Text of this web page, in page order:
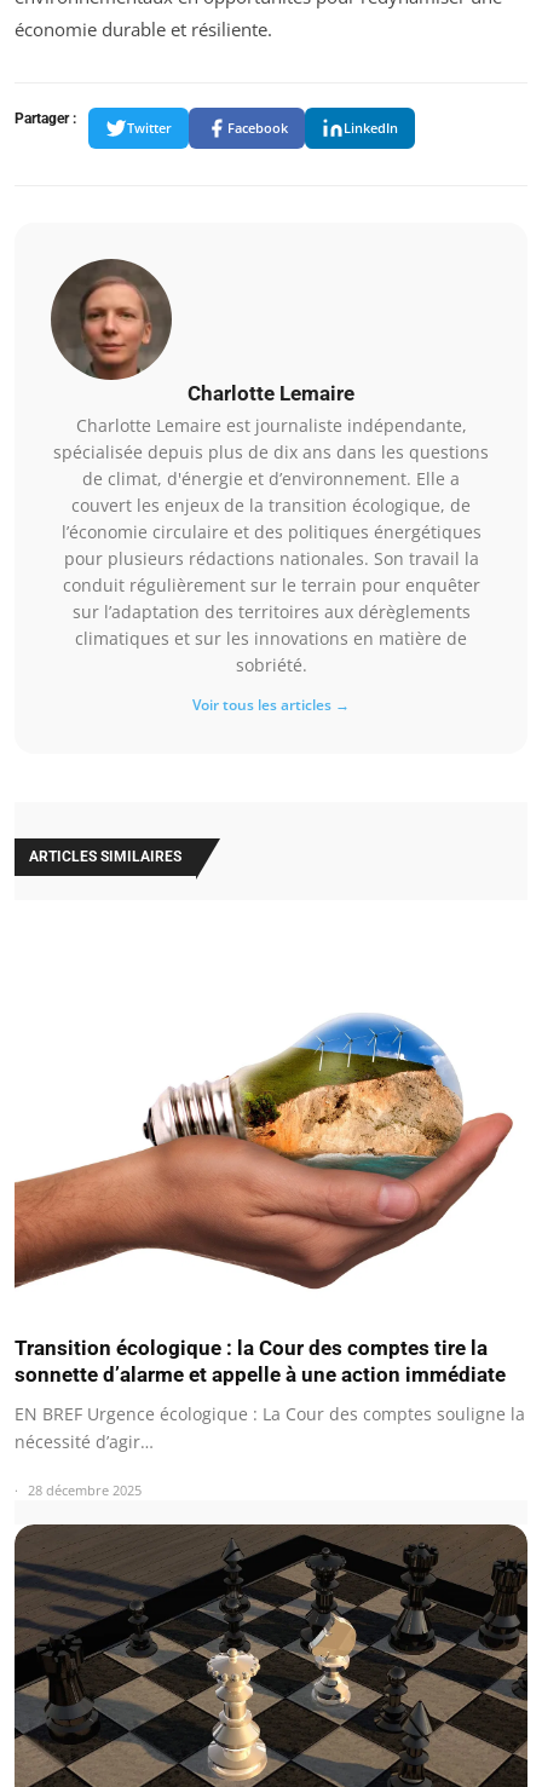
économie durable et résiliente.
Partager :
Twitter Facebook LinkedIn
Charlotte Lemaire
Charlotte Lemaire est journaliste indépendante,
spécialisée depuis plus de dix ans dans les questions
de climat, d'énergie et d’environnement. Elle a
couvert les enjeux de la transition écologique, de
l’économie circulaire et des politiques énergétiques
pour plusieurs rédactions nationales. Son travail la
conduit régulièrement sur le terrain pour enquêter
sur l’adaptation des territoires aux dérèglements
climatiques et sur les innovations en matière de
sobriété.
Voir tous les articles →
ARTICLES SIMILAIRES
Transition écologique : la Cour des comptes tire la
sonnette d’alarme et appelle à une action immédiate
EN BREF Urgence écologique : La Cour des comptes souligne la
nécessité d’agir…
28 décembre 2025